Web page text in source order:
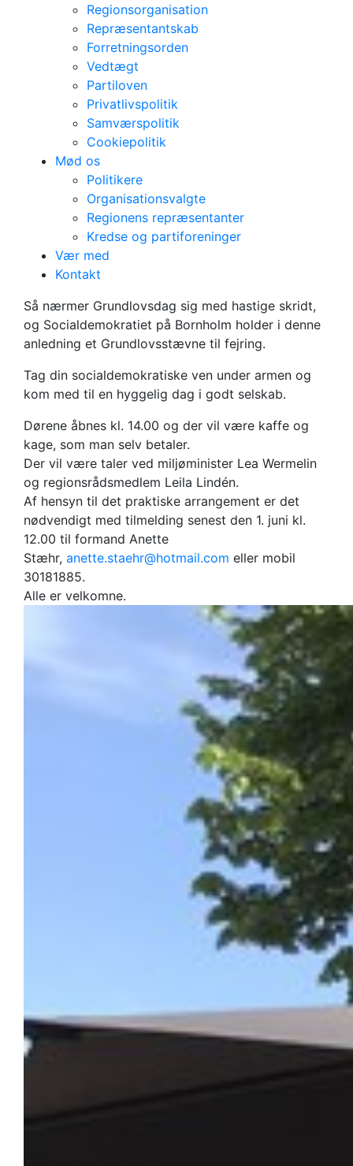
Regionsorganisation
Repræsentantskab
Forretningsorden
Vedtægt
Partiloven
Privatlivspolitik
Samværspolitik
Cookiepolitik
Mød os
Politikere
Organisationsvalgte
Regionens repræsentanter
Kredse og partiforeninger
Vær med
Kontakt
Grundlovsstævne
på Bornholm
Så nærmer Grundlovsdag sig med hastige skridt,
og Socialdemokratiet på Bornholm holder i denne
anledning et Grundlovsstævne til fejring.
Tag din socialdemokratiske ven under armen og
kom med til en hyggelig dag i godt selskab.
Dørene åbnes kl. 14.00 og der vil være kaffe og
kage, som man selv betaler.
Der vil være taler ved miljøminister Lea Wermelin
og regionsrådsmedlem Leila Lindén.
Af hensyn til det praktiske arrangement er det
nødvendigt med tilmelding senest den 1. juni kl.
12.00 til formand Anette
Stæhr, anette.staehr@hotmail.com eller mobil
30181885.
Alle er velkomne.